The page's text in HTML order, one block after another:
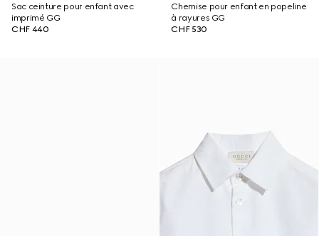
Sac ceinture pour enfant avec
imprimé GG
CHF 440
Chemise pour enfant en popeline
à rayures GG
CHF 530